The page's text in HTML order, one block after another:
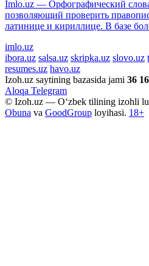
Imlo.uz — Орфографический
позволяющий проверить
латинице и кириллице. В базе
imlo.uz
ibora.uz salsa.uz skripka.uz slovo.uz
resumes.uz havo.uz
Izoh.uz saytining bazasida jami 36
Aloqa Telegram
© Izoh.uz — O‘zbek tilining izohli
Obuna va GoodGroup loyihasi. 18+